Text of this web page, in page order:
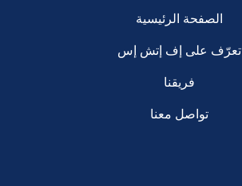
الصفحة الرئيسية
تعرّف على إف إتش إس
فريقنا
تواصل معنا